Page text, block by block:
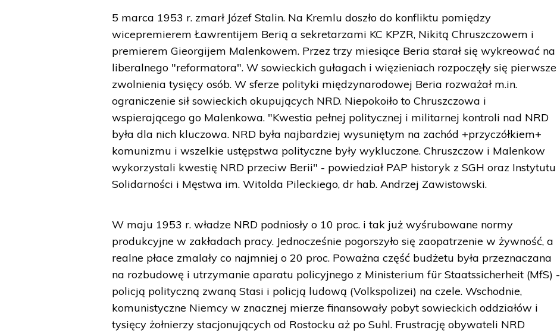
5 marca 1953 r. zmarł Józef Stalin. Na Kremlu doszło do konfliktu pomiędzy
wicepremierem Ławrentijem Berią a sekretarzami KC KPZR, Nikitą Chruszczowem i
premierem Gieorgijem Malenkowem. Przez trzy miesiące Beria starał się wykreować na
liberalnego "reformatora". W sowieckich gułagach i więzieniach rozpoczęły się pierwsze
zwolnienia tysięcy osób. W sferze polityki międzynarodowej Beria rozważał m.in.
ograniczenie sił sowieckich okupujących NRD. Niepokoiło to Chruszczowa i
wspierającego go Malenkowa. "Kwestia pełnej politycznej i militarnej kontroli nad NRD
była dla nich kluczowa. NRD była najbardziej wysuniętym na zachód +przyczółkiem+
komunizmu i wszelkie ustępstwa polityczne były wykluczone. Chruszczow i Malenkow
wykorzystali kwestię NRD przeciw Berii" - powiedział PAP historyk z SGH oraz Instytutu
Solidarności i Męstwa im. Witolda Pileckiego, dr hab. Andrzej Zawistowski.
W maju 1953 r. władze NRD podniosły o 10 proc. i tak już wyśrubowane normy
produkcyjne w zakładach pracy. Jednocześnie pogorszyło się zaopatrzenie w żywność, a
realne płace zmalały co najmniej o 20 proc. Poważna część budżetu była przeznaczana
na rozbudowę i utrzymanie aparatu policyjnego z Ministerium für Staatssicherheit (MfS) -
policją polityczną zwaną Stasi i policją ludową (Volkspolizei) na czele. Wschodnie,
komunistyczne Niemcy w znacznej mierze finansowały pobyt sowieckich oddziałów i
tysięcy żołnierzy stacjonujących od Rostocku aż po Suhl. Frustrację obywateli NRD